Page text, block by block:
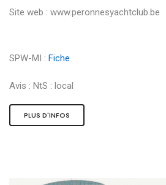
Site web : www.peronnesyachtclub.be
SPW-MI : Fiche
Avis : NtS : local
PLUS D'INFOS